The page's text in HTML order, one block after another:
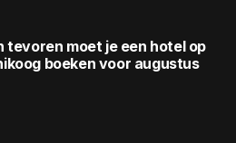
tevoren moet je een hotel op
boeken voor augustus